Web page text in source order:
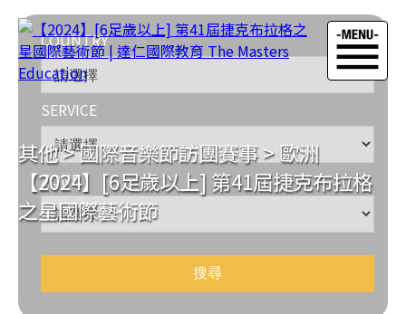
其他>國際音樂節訪團賽事>歐洲
【2024】[6足歲以上] 第41屆捷克布拉格
之星國際藝術節
COUNTRY
SERVICE
ZONE